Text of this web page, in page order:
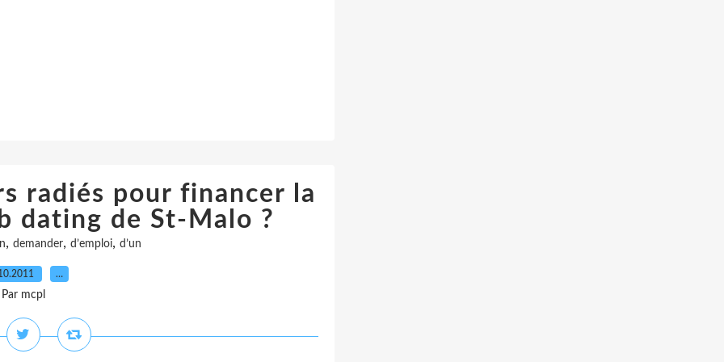
radiés pour financer la
dating de St-Malo ?
, demander, d’emploi, d’un
…
Par mcpl